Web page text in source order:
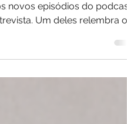
novos episódios do podcast
Um deles relembra o